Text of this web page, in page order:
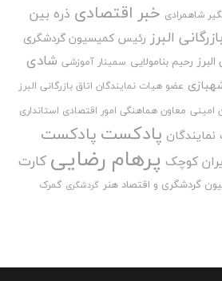
شاهمرادی خبر اقتصادی ذره بین
البرز رئیس کمیسیون گردشگری
رحیم بنامولایی سمینار آموزشی شادی
عضو هیات نمایندگان اتاق بازرگانی البرز
معاون هماهنگی امور اقتصادی استانداری
پادکست پادکست
کوچک پرهام رضایی کارت
گردشگری و اقتصاد هنر گردشگری گمرک